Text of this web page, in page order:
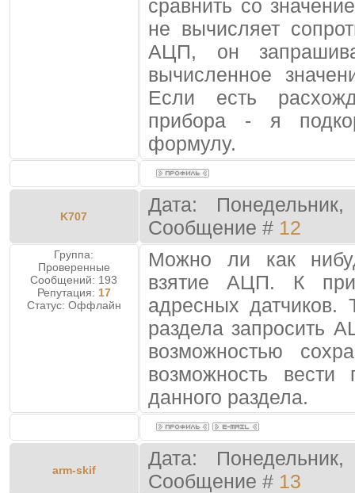
сравнить со
не вычисляет
АЦП, он
вычисленное
Если есть
прибора - я
формулу.
K707
Дата:
Сообщение # 12
Группа:
Проверенные
Сообщений: 193
Репутация: 17
Статус: Оффлайн
Можно ли как
взятие АЦП. К
адресных датчиков.
раздела запросить
возможностью
возможность вести
данного раздела.
arm-skif
Дата:
Сообщение # 13